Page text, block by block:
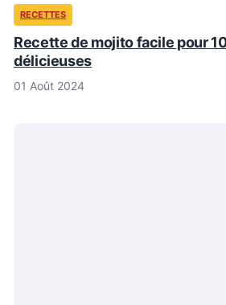
RECETTES
Recette de mojito facile pour
délicieuses
01 Août 2024